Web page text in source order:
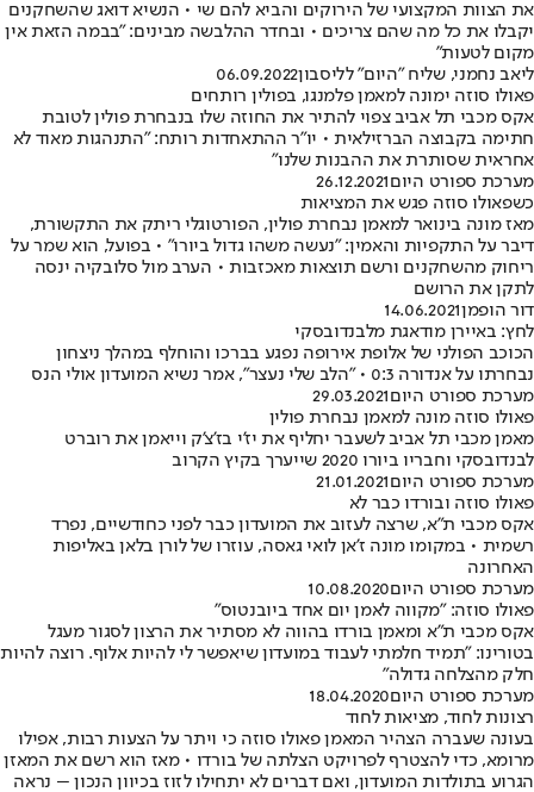
את הצוות המקצועי של הירוקים והביא להם שי • הנשיא דואג שהשחקנים
יקבלו את כל מה שהם צריכים • ובחדר ההלבשה מבינים: "בבמה הזאת אין
מקום לטעות"
ליאב נחמני, שליח "היום" לליסבון06.09.2022
פאולו סוזה ימונה למאמן פלמנגו, בפולין רותחים
אקס מכבי תל אביב צפוי להתיר את החוזה שלו בנבחרת פולין לטובת
חתימה בקבוצה הברזילאית • יו"ר ההתאחדות רותח: "התנהגות מאוד לא
אחראית שסותרת את ההבנות שלנו"
מערכת ספורט היום26.12.2021
כשפאולו סוזה פגש את המציאות
מאז מונה בינואר למאמן נבחרת פולין, הפורטוגלי ריתק את התקשורת,
דיבר על התקפיות והאמין: "נעשה משהו גדול ביורו" • בפועל, הוא שמר על
ריחוק מהשחקנים ורשם תוצאות מאכזבות • הערב מול סלובקיה ינסה
לתקן את הרושם
דור הופמן14.06.2021
לחץ: באיירן מודאגת מלבנדובסקי
הכוכב הפולני של אלופת אירופה נפגע בברכו והוחלף במהלך ניצחון
נבחרתו על אנדורה 0:3 • "הלב שלי נעצר", אמר נשיא המועדון אולי הנס
מערכת ספורט היום29.03.2021
פאולו סוזה מונה למאמן נבחרת פולין
מאמן מכבי תל אביב לשעבר יחליף את יז'י בז'צ'ק וייאמן את רוברט
לבנדובסקי וחבריו ביורו 2020 שייערך בקיץ הקרוב
מערכת ספורט היום21.01.2021
פאולו סוזה ובורדו כבר לא
אקס מכבי ת"א, שרצה לעזוב את המועדון כבר לפני כחודשיים, נפרד
רשמית • במקומו מונה ז'אן לואי גאסה, עוזרו של לורן בלאן באליפות
האחרונה
מערכת ספורט היום10.08.2020
פאולו סוזה: "מקווה לאמן יום אחד ביובנטוס"
אקס מכבי ת"א ומאמן בורדו בהווה לא מסתיר את הרצון לסגור מעגל
בטורינו: "תמיד חלמתי לעבוד במועדון שיאפשר לי להיות אלוף. רוצה להיות
חלק מהצלחה גדולה"
מערכת ספורט היום18.04.2020
רצונות לחוד, מציאות לחוד
בעונה שעברה הצהיר המאמן פאולו סוזה כי ויתר על הצעות רבות, אפילו
מרומא, כדי להצטרף לפרויקט הצלתה של בורדו • מאז הוא רשם את המאזן
הגרוע בתולדות המועדון, ואם דברים לא יתחילו לזוז בכיוון הנכון – נראה